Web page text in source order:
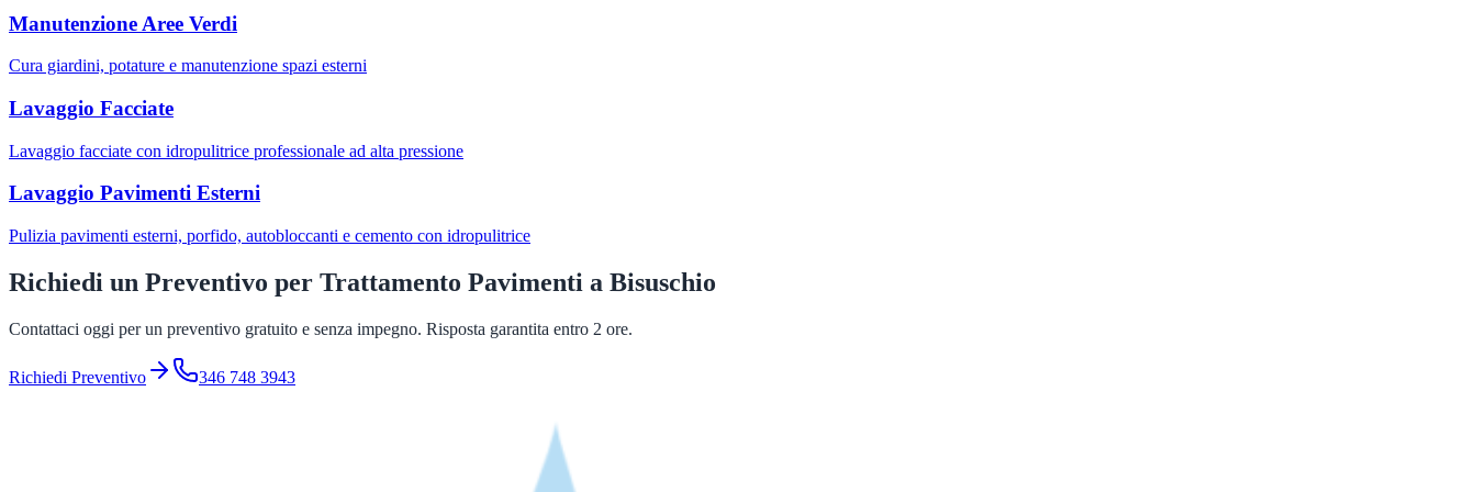
Manutenzione Aree Verdi
Cura giardini, potature e manutenzione spazi esterni
Lavaggio Facciate
Lavaggio facciate con idropulitrice professionale ad alta pressione
Lavaggio Pavimenti Esterni
Pulizia pavimenti esterni, porfido, autobloccanti e cemento con idropulitrice
Richiedi un Preventivo per Trattamento Pavimenti a Bisuschio
Contattaci oggi per un preventivo gratuito e senza impegno. Risposta garantita entro 2 ore.
Richiedi Preventivo 346 748 3943